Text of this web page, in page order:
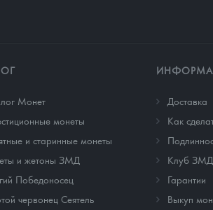
Монет
монеты
и старинные монеты
и жетоны ЗМД
Победоносец
червонец Сеятель
Доставка
Как
Клуб ЗМД
Гарантии
Выкуп